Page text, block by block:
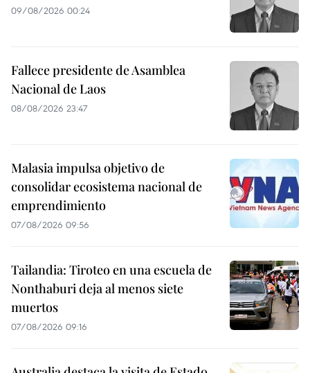
09/08/2026 00:24
Fallece presidente de Asamblea
Nacional de Laos
08/08/2026 23:47
Malasia impulsa objetivo de
consolidar ecosistema nacional de
emprendimiento
07/08/2026 09:56
Tailandia: Tiroteo en una escuela de
Nonthaburi deja al menos siete
muertos
07/08/2026 09:16